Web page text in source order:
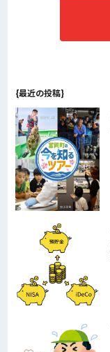
{最近の投稿}